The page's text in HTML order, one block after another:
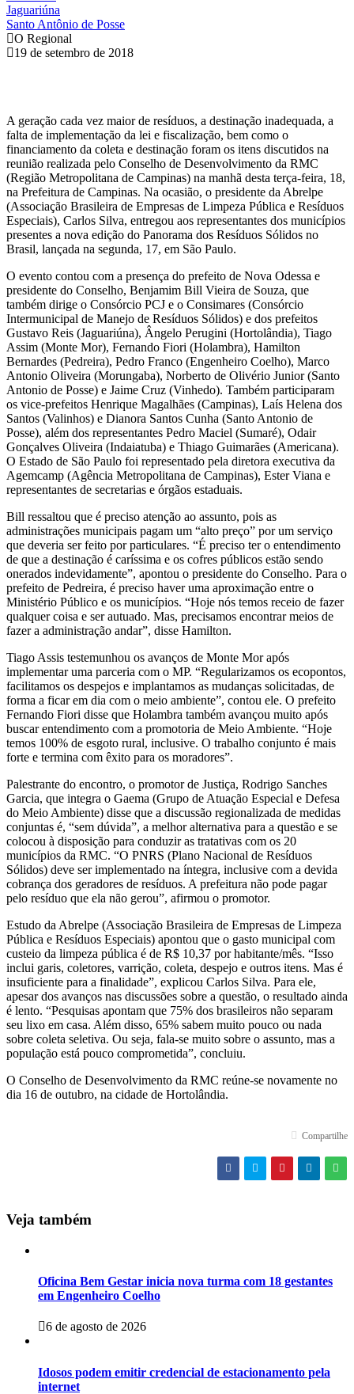
Jaguariúna
Santo Antônio de Posse
O Regional
19 de setembro de 2018
A geração cada vez maior de resíduos, a destinação inadequada, a
falta de implementação da lei e fiscalização, bem como o
financiamento da coleta e destinação foram os itens discutidos na
reunião realizada pelo Conselho de Desenvolvimento da RMC
(Região Metropolitana de Campinas) na manhã desta terça-feira, 18,
na Prefeitura de Campinas. Na ocasião, o presidente da Abrelpe
(Associação Brasileira de Empresas de Limpeza Pública e Resíduos
Especiais), Carlos Silva, entregou aos representantes dos municípios
presentes a nova edição do Panorama dos Resíduos Sólidos no
Brasil, lançada na segunda, 17, em São Paulo.
O evento contou com a presença do prefeito de Nova Odessa e
presidente do Conselho, Benjamim Bill Vieira de Souza, que
também dirige o Consórcio PCJ e o Consimares (Consórcio
Intermunicipal de Manejo de Resíduos Sólidos) e dos prefeitos
Gustavo Reis (Jaguariúna), Ângelo Perugini (Hortolândia), Tiago
Assim (Monte Mor), Fernando Fiori (Holambra), Hamilton
Bernardes (Pedreira), Pedro Franco (Engenheiro Coelho), Marco
Antonio Oliveira (Morungaba), Norberto de Olivério Junior (Santo
Antonio de Posse) e Jaime Cruz (Vinhedo). Também participaram
os vice-prefeitos Henrique Magalhães (Campinas), Laís Helena dos
Santos (Valinhos) e Dianora Santos Cunha (Santo Antonio de
Posse), além dos representantes Pedro Maciel (Sumaré), Odair
Gonçalves Oliveira (Indaiatuba) e Thiago Guimarães (Americana).
O Estado de São Paulo foi representado pela diretora executiva da
Agemcamp (Agência Metropolitana de Campinas), Ester Viana e
representantes de secretarias e órgãos estaduais.
Bill ressaltou que é preciso atenção ao assunto, pois as
administrações municipais pagam um “alto preço” por um serviço
que deveria ser feito por particulares. “É preciso ter o entendimento
de que a destinação é caríssima e os cofres públicos estão sendo
onerados indevidamente”, apontou o presidente do Conselho. Para o
prefeito de Pedreira, é preciso haver uma aproximação entre o
Ministério Público e os municípios. “Hoje nós temos receio de fazer
qualquer coisa e ser autuado. Mas, precisamos encontrar meios de
fazer a administração andar”, disse Hamilton.
Tiago Assis testemunhou os avanços de Monte Mor após
implementar uma parceria com o MP. “Regularizamos os ecopontos,
facilitamos os despejos e implantamos as mudanças solicitadas, de
forma a ficar em dia com o meio ambiente”, contou ele. O prefeito
Fernando Fiori disse que Holambra também avançou muito após
buscar entendimento com a promotoria de Meio Ambiente. “Hoje
temos 100% de esgoto rural, inclusive. O trabalho conjunto é mais
forte e termina com êxito para os moradores”.
Palestrante do encontro, o promotor de Justiça, Rodrigo Sanches
Garcia, que integra o Gaema (Grupo de Atuação Especial e Defesa
do Meio Ambiente) disse que a discussão regionalizada de medidas
conjuntas é, “sem dúvida”, a melhor alternativa para a questão e se
colocou à disposição para conduzir as tratativas com os 20
municípios da RMC. “O PNRS (Plano Nacional de Resíduos
Sólidos) deve ser implementado na íntegra, inclusive com a devida
cobrança dos geradores de resíduos. A prefeitura não pode pagar
pelo resíduo que ela não gerou”, afirmou o promotor.
Estudo da Abrelpe (Associação Brasileira de Empresas de Limpeza
Pública e Resíduos Especiais) apontou que o gasto municipal com
custeio da limpeza pública é de R$ 10,37 por habitante/mês. “Isso
inclui garis, coletores, varrição, coleta, despejo e outros itens. Mas é
insuficiente para a finalidade”, explicou Carlos Silva. Para ele,
apesar dos avanços nas discussões sobre a questão, o resultado ainda
é lento. “Pesquisas apontam que 75% dos brasileiros não separam
seu lixo em casa. Além disso, 65% sabem muito pouco ou nada
sobre coleta seletiva. Ou seja, fala-se muito sobre o assunto, mas a
população está pouco comprometida”, concluiu.
O Conselho de Desenvolvimento da RMC reúne-se novamente no
dia 16 de outubro, na cidade de Hortolândia.
Compartilhe
Veja também
Oficina Bem Gestar inicia nova turma com 18 gestantes
em Engenheiro Coelho
6 de agosto de 2026
Idosos podem emitir credencial de estacionamento pela
internet